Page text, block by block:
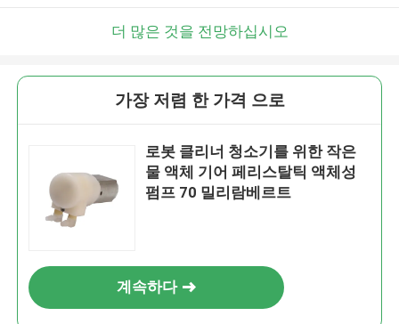
더 많은 것을 전망하십시오
가장 저렴 한 가격 으로
로봇 클리너 청소기를 위한 작은
물 액체 기어 페리스탈틱 액체성
펌프 70 밀리람베르트
계속하다